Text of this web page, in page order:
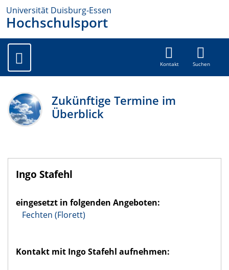
Universität Duisburg-Essen
Hochschulsport
Kontakt Suchen
Zukünftige Termine im
Überblick
Ingo Stafehl
eingesetzt in folgenden Angeboten:
Fechten (Florett)
Kontakt mit Ingo Stafehl aufnehmen: